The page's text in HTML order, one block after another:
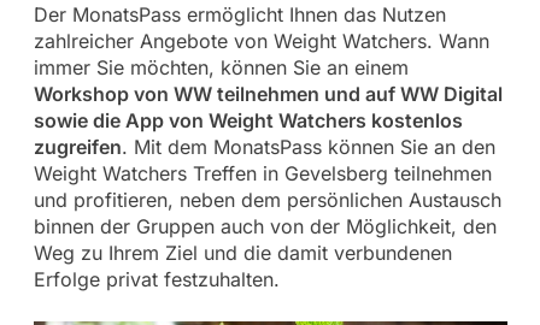
Der MonatsPass ermöglicht Ihnen das Nutzen
zahlreicher Angebote von Weight Watchers. Wann
immer Sie möchten, können Sie an einem
Workshop von WW teilnehmen und auf WW Digital
sowie die App von Weight Watchers kostenlos
zugreifen. Mit dem MonatsPass können Sie an den
Weight Watchers Treffen in Gevelsberg teilnehmen
und profitieren, neben dem persönlichen Austausch
binnen der Gruppen auch von der Möglichkeit, den
Weg zu Ihrem Ziel und die damit verbundenen
Erfolge privat festzuhalten.